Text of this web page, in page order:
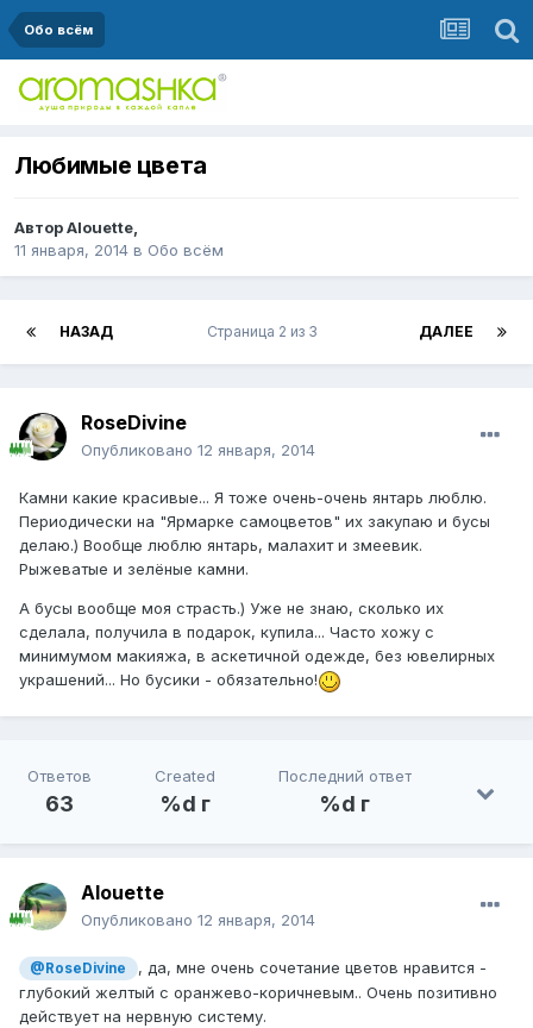
Обо всём
Любимые цвета
АвторAlouette,
11 января, 2014 в Обо всём
НАЗАД ДАЛЕЕ
Страница 2 из 3
RoseDivine
Опубликовано 12 января, 2014
Камни какие красивые... Я тоже очень-очень янтарь люблю.
Периодически на "Ярмарке самоцветов" их закупаю и бусы
делаю.) Вообще люблю янтарь, малахит и змеевик.
Рыжеватые и зелёные камни.
А бусы вообще моя страсть.) Уже не знаю, сколько их
сделала, получила в подарок, купила... Часто хожу с
минимумом макияжа, в аскетичной одежде, без ювелирных
украшений... Но бусики - обязательно!
Ответов
63
Created
%d г
Последний ответ
%d г
Alouette
Опубликовано 12 января, 2014
@RoseDivine
, да, мне очень сочетание цветов нравится -
глубокий желтый с оранжево-коричневым.. Очень позитивно
действует на нервную систему.